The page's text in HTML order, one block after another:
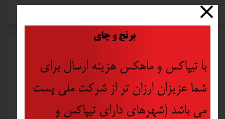
برنج و چای
با تیپاکس و ماهکس هزینه ارسال برای
شما عزیزان ارزان تر از شرکت ملی پست
می باشد (شهرهای دارای تیپاکس و